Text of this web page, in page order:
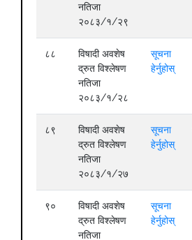
नतिजा
२०८३/१/२९
८८
विषादी अवशेष
द्रुत विश्लेषण
नतिजा
२०८३/१/२८
सूचना
हेर्नुहोस्
८९
विषादी अवशेष
द्रुत विश्लेषण
नतिजा
२०८३/१/२७
सूचना
हेर्नुहोस्
९०
विषादी अवशेष
द्रुत विश्लेषण
नतिजा
सूचना
हेर्नुहोस्